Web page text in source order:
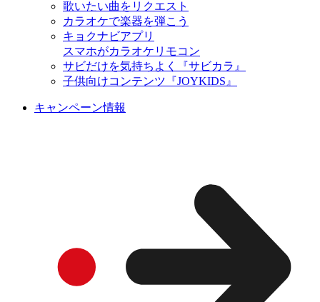
歌いたい曲をリクエスト
カラオケで楽器を弾こう
キョクナビアプリ
スマホがカラオケリモコン
サビだけを気持ちよく『サビカラ』
子供向けコンテンツ『JOYKIDS』
キャンペーン情報